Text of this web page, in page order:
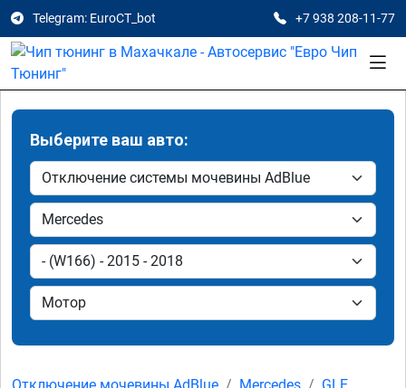
Telegram: EuroCT_bot +7 938 208-11-77
Выберите ваш авто: